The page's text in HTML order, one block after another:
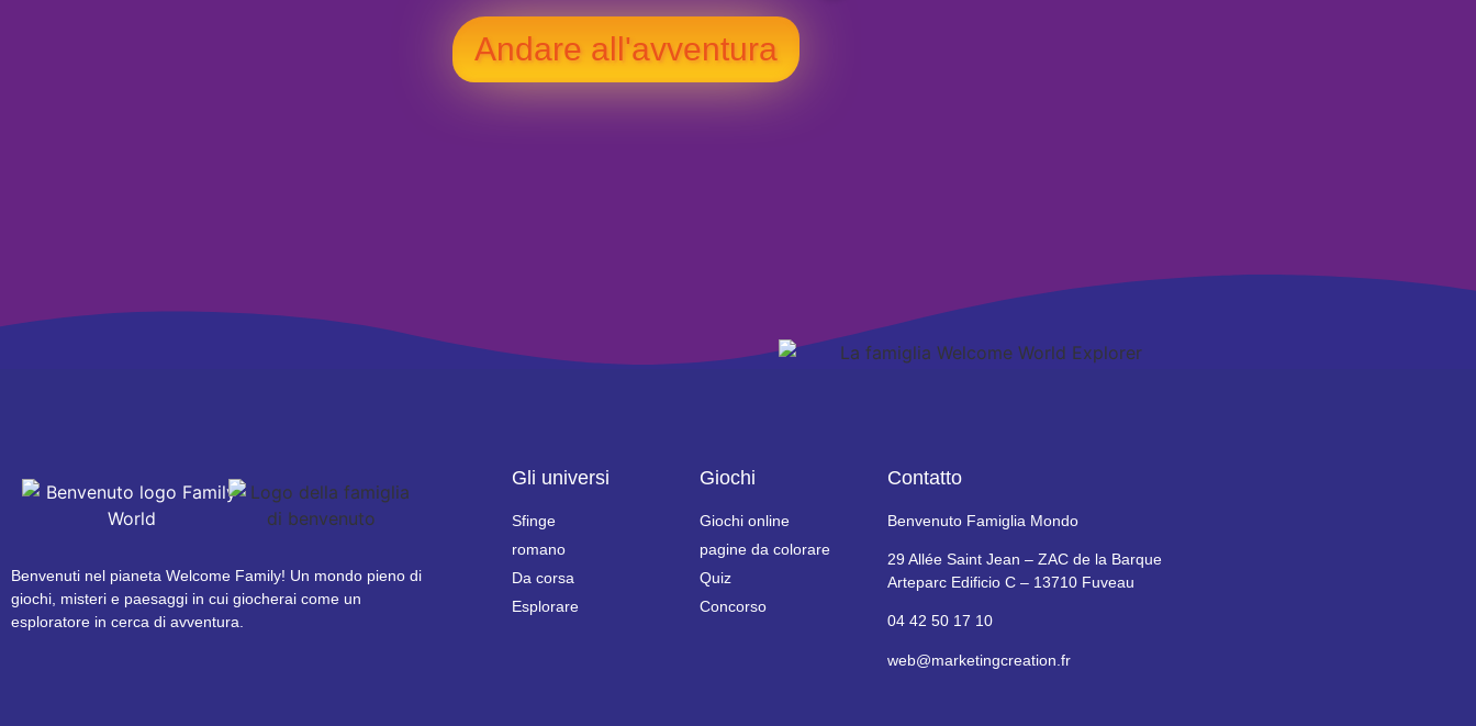
Andare all'avventura
Benvenuti nel pianeta Welcome Family! Un mondo pieno di
giochi, misteri e paesaggi in cui giocherai come un
esploratore in cerca di avventura.
Gli universi
Sfinge
romano
Da corsa
Esplorare
Giochi
Giochi online
pagine da colorare
Quiz
Concorso
Contatto
Benvenuto Famiglia Mondo
29 Allée Saint Jean – ZAC de la Barque
Arteparc Edificio C – 13710 Fuveau
04 42 50 17 10
web@marketingcreation.fr